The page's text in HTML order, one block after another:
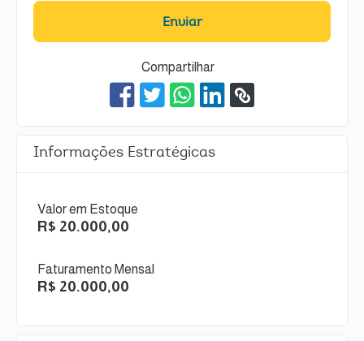
Enviar
Compartilhar
Informações Estratégicas
Valor em Estoque
R$ 20.000,00
Faturamento Mensal
R$ 20.000,00